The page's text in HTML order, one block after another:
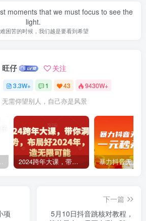
moments that we must focus to see the
light.
困苦的时候，我们越是要看到希望
旺仔 关注
3.3W+ 1 43 9430W+
无需仰望别人，自己亦是风景
频拍摄教程 2024跨年大课，​带你洞察趋势，布局好2024年，创造无限可能
项
下一篇
5月10日抖音跳核对教程，